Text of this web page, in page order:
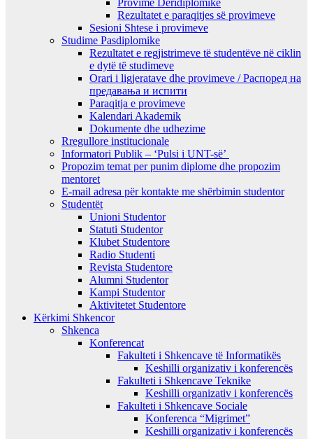
Rezultatet e paraqitjes së provimeve
Sesioni Shtese i provimeve
Studime Pasdiplomike
Rezultatet e regjistrimeve të studentëve në ciklin
e dytë të studimeve
Orari i ligjeratave dhe provimeve / Распоред на
предавањa и испити
Paraqitja e provimeve
Kalendari Akademik
Dokumente dhe udhezime
Rregullore institucionale
Informatori Publik – ‘Pulsi i UNT-së’
Propozim temat per punim diplome dhe propozim
mentoret
E-mail adresa për kontakte me shërbimin studentor
Studentët
Unioni Studentor
Statuti Studentor
Klubet Studentore
Radio Studenti
Revista Studentore
Alumni Studentor
Kampi Studentor
Aktivitetet Studentore
Kërkimi Shkencor
Shkenca
Konferencat
Fakulteti i Shkencave të Informatikës
Keshilli organizativ i konferencës
Fakulteti i Shkencave Teknike
Keshilli organizativ i konferencës
Fakulteti i Shkencave Sociale
Konferenca “Migrimet”
Keshilli organizativ i konferencës